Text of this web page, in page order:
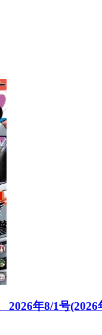
2026年8/1号(2026